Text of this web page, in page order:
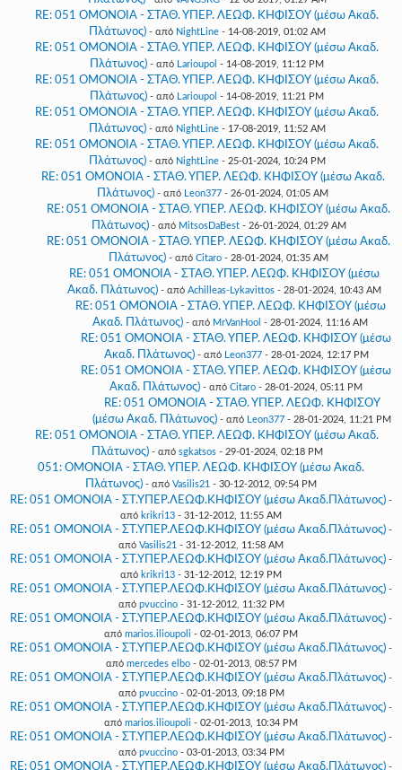
RE: 051 ΟΜΟΝΟΙΑ - ΣΤΑΘ. ΥΠΕΡ. ΛΕΩΦ. ΚΗΦΙΣΟΥ (μέσω Ακαδ.
Πλάτωνος) - από NightLine- 14-08-2019, 01:02 AM
RE: 051 ΟΜΟΝΟΙΑ - ΣΤΑΘ. ΥΠΕΡ. ΛΕΩΦ. ΚΗΦΙΣΟΥ (μέσω Ακαδ.
Πλάτωνος) - από Larioupol - 14-08-2019, 11:12 PM
RE: 051 ΟΜΟΝΟΙΑ - ΣΤΑΘ. ΥΠΕΡ. ΛΕΩΦ. ΚΗΦΙΣΟΥ (μέσω Ακαδ.
Πλάτωνος) - από Larioupol - 14-08-2019, 11:21 PM
RE: 051 ΟΜΟΝΟΙΑ - ΣΤΑΘ. ΥΠΕΡ. ΛΕΩΦ. ΚΗΦΙΣΟΥ (μέσω Ακαδ.
Πλάτωνος) - από NightLine- 17-08-2019, 11:52 AM
RE: 051 ΟΜΟΝΟΙΑ - ΣΤΑΘ. ΥΠΕΡ. ΛΕΩΦ. ΚΗΦΙΣΟΥ (μέσω Ακαδ.
Πλάτωνος) - από NightLine- 25-01-2024, 10:24 PM
RE: 051 ΟΜΟΝΟΙΑ - ΣΤΑΘ. ΥΠΕΡ. ΛΕΩΦ. ΚΗΦΙΣΟΥ (μέσω Ακαδ.
Πλάτωνος) - από Leon377 - 26-01-2024, 01:05 AM
RE: 051 ΟΜΟΝΟΙΑ - ΣΤΑΘ. ΥΠΕΡ. ΛΕΩΦ. ΚΗΦΙΣΟΥ (μέσω Ακαδ.
Πλάτωνος) - από MitsosDaBest- 26-01-2024, 01:29 AM
RE: 051 ΟΜΟΝΟΙΑ - ΣΤΑΘ. ΥΠΕΡ. ΛΕΩΦ. ΚΗΦΙΣΟΥ (μέσω Ακαδ.
Πλάτωνος) - από Citaro - 28-01-2024, 01:35 AM
RE: 051 ΟΜΟΝΟΙΑ - ΣΤΑΘ. ΥΠΕΡ. ΛΕΩΦ. ΚΗΦΙΣΟΥ (μέσω
Ακαδ. Πλάτωνος) - από Achilleas-Lykavittos - 28-01-2024, 10:43 AM
RE: 051 ΟΜΟΝΟΙΑ - ΣΤΑΘ. ΥΠΕΡ. ΛΕΩΦ. ΚΗΦΙΣΟΥ (μέσω
Ακαδ. Πλάτωνος) - από MrVanHool - 28-01-2024, 11:16 AM
RE: 051 ΟΜΟΝΟΙΑ - ΣΤΑΘ. ΥΠΕΡ. ΛΕΩΦ. ΚΗΦΙΣΟΥ (μέσω
Ακαδ. Πλάτωνος) - από Leon377- 28-01-2024, 12:17 PM
RE: 051 ΟΜΟΝΟΙΑ - ΣΤΑΘ. ΥΠΕΡ. ΛΕΩΦ. ΚΗΦΙΣΟΥ (μέσω
Ακαδ. Πλάτωνος) - από Citaro - 28-01-2024, 05:11 PM
RE: 051 ΟΜΟΝΟΙΑ - ΣΤΑΘ. ΥΠΕΡ. ΛΕΩΦ. ΚΗΦΙΣΟΥ
(μέσω Ακαδ. Πλάτωνος) - από Leon377 - 28-01-2024, 11:21 PM
RE: 051 ΟΜΟΝΟΙΑ - ΣΤΑΘ. ΥΠΕΡ. ΛΕΩΦ. ΚΗΦΙΣΟΥ (μέσω Ακαδ.
Πλάτωνος) - από sgkatsos- 29-01-2024, 02:18 PM
051: ΟΜΟΝΟΙΑ - ΣΤΑΘ. ΥΠΕΡ. ΛΕΩΦ. ΚΗΦΙΣΟΥ (μέσω Ακαδ.
Πλάτωνος) - από Vasilis21 - 30-12-2012, 09:54 PM
RE: 051 ΟΜΟΝΟΙΑ - ΣΤ.ΥΠΕΡ.ΛΕΩΦ.ΚΗΦΙΣΟΥ (μέσω Ακαδ.Πλάτωνος) -
από krikri13 - 31-12-2012, 11:55 AM
RE: 051 ΟΜΟΝΟΙΑ - ΣΤ.ΥΠΕΡ.ΛΕΩΦ.ΚΗΦΙΣΟΥ (μέσω Ακαδ.Πλάτωνος) -
από Vasilis21 - 31-12-2012, 11:58 AM
RE: 051 ΟΜΟΝΟΙΑ - ΣΤ.ΥΠΕΡ.ΛΕΩΦ.ΚΗΦΙΣΟΥ (μέσω Ακαδ.Πλάτωνος) -
από krikri13 - 31-12-2012, 12:19 PM
RE: 051 ΟΜΟΝΟΙΑ - ΣΤ.ΥΠΕΡ.ΛΕΩΦ.ΚΗΦΙΣΟΥ (μέσω Ακαδ.Πλάτωνος) -
από pvuccino- 31-12-2012, 11:32 PM
RE: 051 ΟΜΟΝΟΙΑ - ΣΤ.ΥΠΕΡ.ΛΕΩΦ.ΚΗΦΙΣΟΥ (μέσω Ακαδ.Πλάτωνος) -
από marios.ilioupoli - 02-01-2013, 06:07 PM
RE: 051 ΟΜΟΝΟΙΑ - ΣΤ.ΥΠΕΡ.ΛΕΩΦ.ΚΗΦΙΣΟΥ (μέσω Ακαδ.Πλάτωνος) -
από mercedes elbo- 02-01-2013, 08:57 PM
RE: 051 ΟΜΟΝΟΙΑ - ΣΤ.ΥΠΕΡ.ΛΕΩΦ.ΚΗΦΙΣΟΥ (μέσω Ακαδ.Πλάτωνος) -
από pvuccino- 02-01-2013, 09:18 PM
RE: 051 ΟΜΟΝΟΙΑ - ΣΤ.ΥΠΕΡ.ΛΕΩΦ.ΚΗΦΙΣΟΥ (μέσω Ακαδ.Πλάτωνος) -
από marios.ilioupoli - 02-01-2013, 10:34 PM
RE: 051 ΟΜΟΝΟΙΑ - ΣΤ.ΥΠΕΡ.ΛΕΩΦ.ΚΗΦΙΣΟΥ (μέσω Ακαδ.Πλάτωνος) -
από pvuccino- 03-01-2013, 03:34 PM
RE: 051 ΟΜΟΝΟΙΑ - ΣΤ.ΥΠΕΡ.ΛΕΩΦ.ΚΗΦΙΣΟΥ (μέσω Ακαδ.Πλάτωνος) -